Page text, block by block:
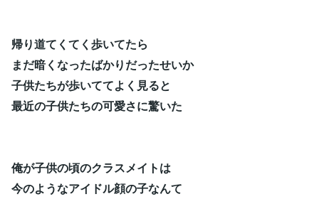
帰り道てくてく歩いてたら
まだ暗くなったばかりだったせいか
子供たちが歩いててよく見ると
最近の子供たちの可愛さに驚いた
俺が子供の頃のクラスメイトは
今のようなアイドル顔の子なんて